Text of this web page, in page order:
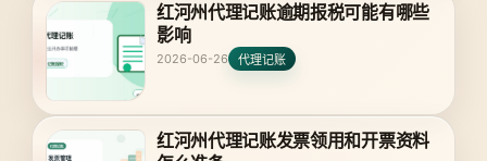
红河州代理记账逾期报税可能有哪些
影响
2026-06-26 代理记账
红河州代理记账发票领用和开票资料